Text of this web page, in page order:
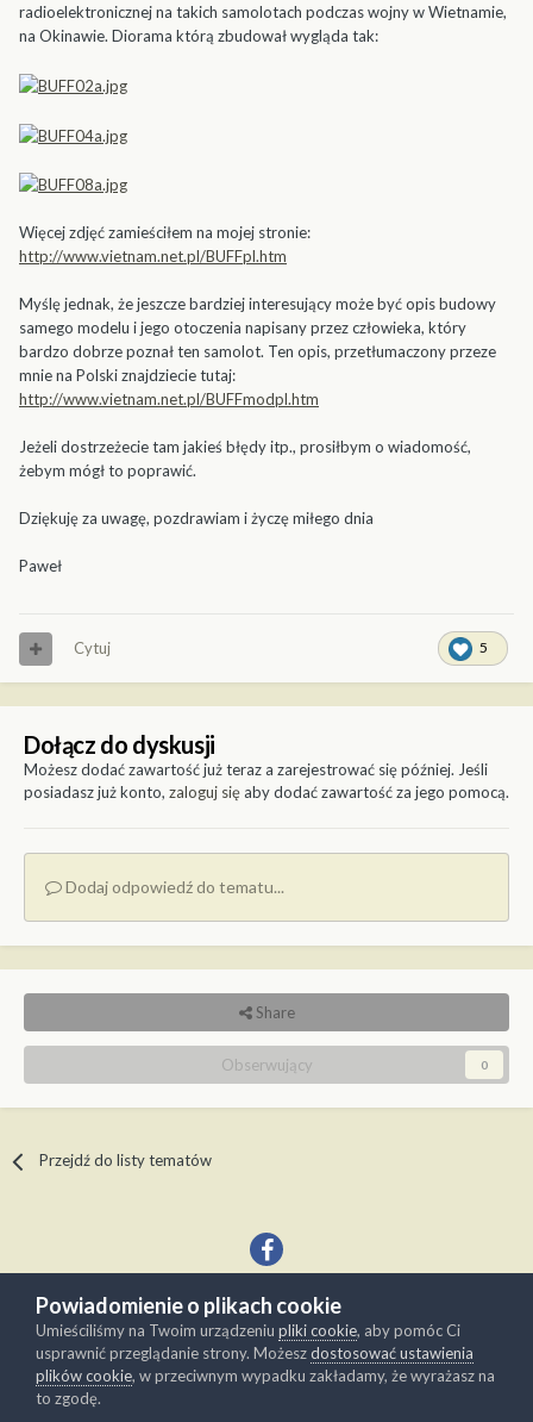
radioelektronicznej na takich samolotach podczas wojny w Wietnamie,
na Okinawie. Diorama którą zbudował wygląda tak:
Więcej zdjęć zamieściłem na mojej stronie:
http://www.vietnam.net.pl/BUFFpl.htm
Myślę jednak, że jeszcze bardziej interesujący może być opis budowy
samego modelu i jego otoczenia napisany przez człowieka, który
bardzo dobrze poznał ten samolot. Ten opis, przetłumaczony przeze
mnie na Polski znajdziecie tutaj:
http://www.vietnam.net.pl/BUFFmodpl.htm
Jeżeli dostrzeżecie tam jakieś błędy itp., prosiłbym o wiadomość,
żebym mógł to poprawić.
Dziękuję za uwagę, pozdrawiam i życzę miłego dnia
Paweł
5
Cytuj
Dołącz do dyskusji
Możesz dodać zawartość już teraz a zarejestrować się później. Jeśli
posiadasz już konto, zaloguj sięaby dodać zawartość za jego pomocą.
Dodaj odpowiedź do tematu...
Share
Obserwujący 0
Przejdź do listy tematów
Język Kontakt
Copyright © Modelwork.pl
Powered by Invision Community
Powiadomienie o plikach cookie
Umieściliśmy na Twoim urządzeniu pliki cookie, aby pomóc Ci
usprawnić przeglądanie strony. Możeszdostosować ustawienia
plików cookie, w przeciwnym wypadku zakładamy, że wyrażasz na
to zgodę.